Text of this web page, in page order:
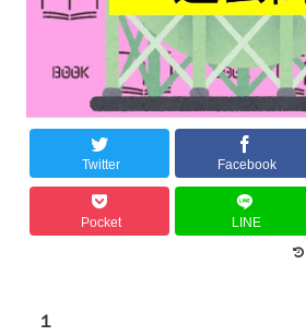
Twitter Facebook
Pocket LINE
１